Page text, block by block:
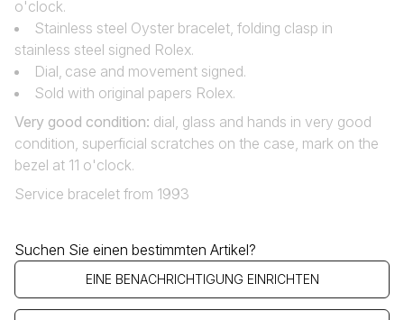
o'clock.
Stainless steel Oyster bracelet, folding clasp in
stainless steel signed Rolex.
Dial‚ case and movement signed.
Sold with original papers Rolex.
Very good condition: dial, glass and hands in very good
condition, superficial scratches on the case, mark on the
bezel at 11 o'clock.
Service bracelet from 1993
Suchen Sie einen bestimmten Artikel?
EINE BENACHRICHTIGUNG EINRICHTEN